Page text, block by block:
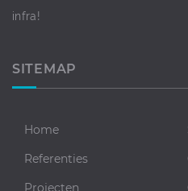
infra!
SITEMAP
Home
Referenties
Projecten